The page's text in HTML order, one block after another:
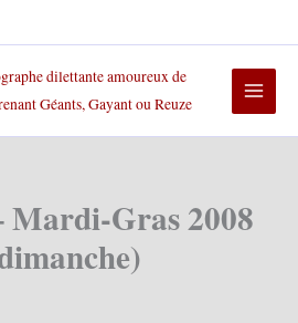
dilettante amoureux de
Géants, Gayant ou Reuze
Mardi-Gras 2008